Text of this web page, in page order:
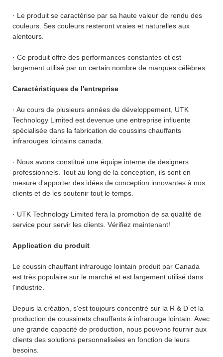
· Le produit se caractérise par sa haute valeur de rendu des
couleurs. Ses couleurs resteront vraies et naturelles aux
alentours.
· Ce produit offre des performances constantes et est
largement utilisé par un certain nombre de marques célèbres.
Caractéristiques de l'entreprise
· Au cours de plusieurs années de développement, UTK
Technology Limited est devenue une entreprise influente
spécialisée dans la fabrication de coussins chauffants
infrarouges lointains canada.
· Nous avons constitué une équipe interne de designers
professionnels. Tout au long de la conception, ils sont en
mesure d'apporter des idées de conception innovantes à nos
clients et de les soutenir tout le temps.
· UTK Technology Limited fera la promotion de sa qualité de
service pour servir les clients. Vérifiez maintenant!
Application du produit
Le coussin chauffant infrarouge lointain produit par Canada
est très populaire sur le marché et est largement utilisé dans
l'industrie.
Depuis la création, s'est toujours concentré sur la R & D et la
production de coussinets chauffants à infrarouge lointain. Avec
une grande capacité de production, nous pouvons fournir aux
clients des solutions personnalisées en fonction de leurs
besoins.